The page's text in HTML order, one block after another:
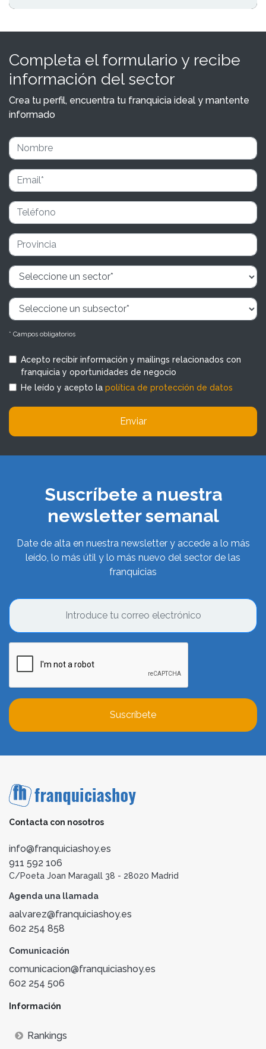
Completa el formulario y recibe
información del sector
Crea tu perfil, encuentra tu franquicia ideal y mantente
informado
* Campos obligatorios
Acepto recibir información y mailings relacionados con
franquicia y oportunidades de negocio
He leído y acepto la política de protección de datos
Enviar
Suscríbete a nuestra
newsletter semanal
Date de alta en nuestra newsletter y accede a lo más
leído, lo más útil y lo más nuevo del sector de las
franquicias
Suscríbete
Contacta con nosotros
info@franquiciashoy.es
911 592 106
C/Poeta Joan Maragall 38 - 28020 Madrid
Agenda una llamada
aalvarez@franquiciashoy.es
602 254 858
Comunicación
comunicacion@franquiciashoy.es
602 254 506
Información
Rankings